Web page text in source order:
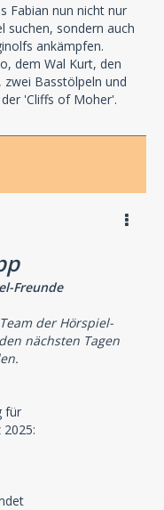
Fabian nun nicht nur
suchen, sondern auch
ankämpfen.
dem Wal Kurt, den
Basstölpeln und
'Cliffs of Moher'.
Freunde
der Hörspiel-
nächsten Tagen
für